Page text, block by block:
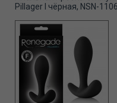
Pillager I чёрная, NSN-